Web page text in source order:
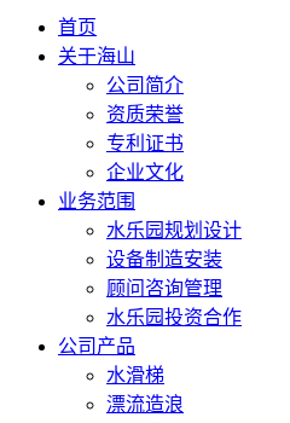
首页
关于海山
公司简介
资质荣誉
专利证书
企业文化
业务范围
水乐园规划设计
设备制造安装
顾问咨询管理
水乐园投资合作
公司产品
水滑梯
漂流造浪